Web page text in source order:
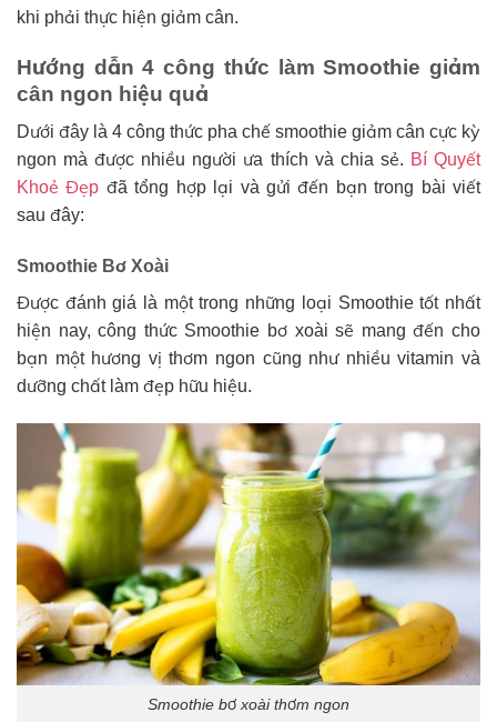
khi phải thực hiện giảm cân.
Hướng dẫn 4 công thức làm Smoothie giảm
cân ngon hiệu quả
Dưới đây là 4 công thức pha chế smoothie giảm cân cực kỳ
ngon mà được nhiều người ưa thích và chia sẻ. Bí Quyết
Khoẻ Đẹp đã tổng hợp lại và gửi đến bạn trong bài viết
sau đây:
Smoothie Bơ Xoài
Được đánh giá là một trong những loại Smoothie tốt nhất
hiện nay, công thức Smoothie bơ xoài sẽ mang đến cho
bạn một hương vị thơm ngon cũng như nhiều vitamin và
dưỡng chất làm đẹp hữu hiệu.
Smoothie bơ xoài thơm ngon